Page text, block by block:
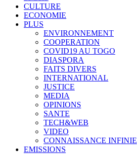
CULTURE
ECONOMIE
PLUS
ENVIRONNEMENT
COOPERATION
COVID19 AU TOGO
DIASPORA
FAITS DIVERS
INTERNATIONAL
JUSTICE
MEDIA
OPINIONS
SANTE
TECH&WEB
VIDEO
CONNAISSANCE INFINIE
EMISSIONS